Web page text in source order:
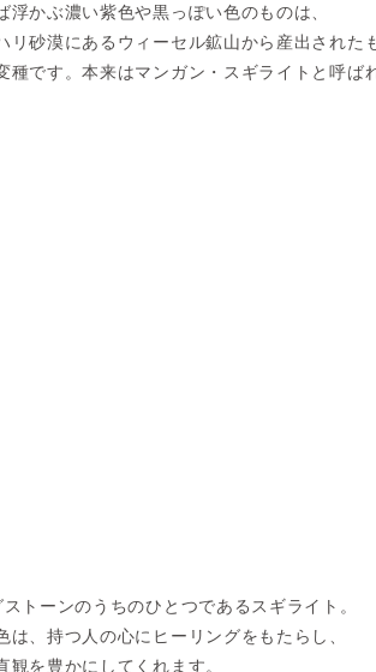
浮かぶ濃い紫色や黒っぽい色のものは、
リ砂漠にあるウィーセル鉱山から産出された
種です。本来はマンガン・スギライトと呼ば
トーンのうちのひとつであるスギライト。
は、持つ人の心にヒーリングをもたらし、
観を豊かにしてくれます。